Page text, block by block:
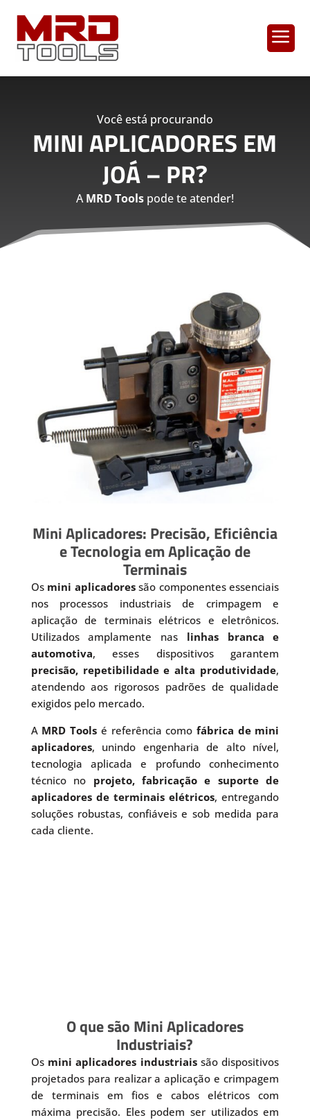
a
Você está procurando
MINI APLICADORES EM
JOÁ – PR?
AMRD Toolspode te atender!
Mini Aplicadores: Precisão, Eficiência
e Tecnologia em Aplicação de
Terminais
Os mini aplicadoressão componentes essenciais
nos processos industriais de crimpagem e
aplicação de terminais elétricos e eletrônicos.
Utilizados amplamente nas linhas branca e
automotiva, esses dispositivos garantem
precisão, repetibilidade e alta produtividade,
atendendo aos rigorosos padrões de qualidade
exigidos pelo mercado.
A MRD Tools é referência como fábrica de mini
aplicadores, unindo engenharia de alto nível,
tecnologia aplicada e profundo conhecimento
técnico no projeto, fabricação e suporte de
aplicadores de terminais elétricos, entregando
soluções robustas, confiáveis e sob medida para
cada cliente.
O que são Mini Aplicadores
Industriais?
Os mini aplicadores industriaissão dispositivos
projetados para realizar a aplicação e crimpagem
de terminais em fios e cabos elétricos com
máxima precisão. Eles podem ser utilizados em